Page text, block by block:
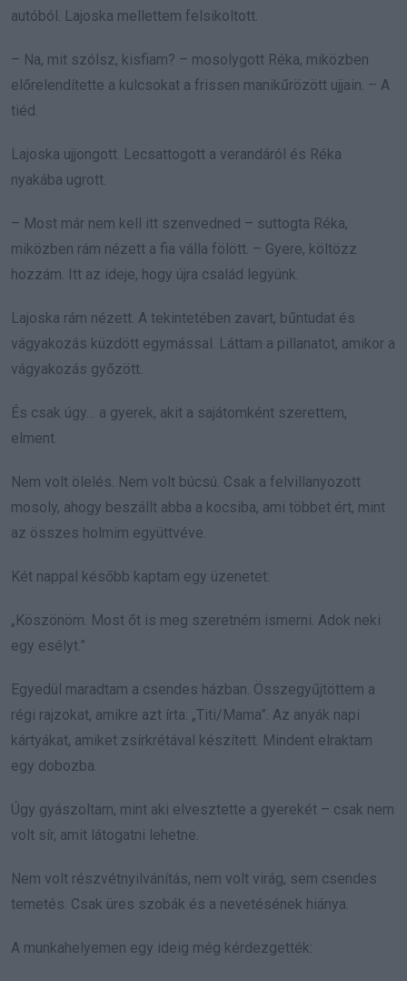
autóból. Lajoska mellettem felsikoltott.
– Na, mit szólsz, kisfiam? – mosolygott Réka, miközben
előrelendítette a kulcsokat a frissen manikűrözött ujjain. – A
tiéd.
Lajoska ujjongott. Lecsattogott a verandáról és Réka
nyakába ugrott.
– Most már nem kell itt szenvedned – suttogta Réka,
miközben rám nézett a fia válla fölött. – Gyere, költözz
hozzám. Itt az ideje, hogy újra család legyünk.
Lajoska rám nézett. A tekintetében zavart, bűntudat és
vágyakozás küzdött egymással. Láttam a pillanatot, amikor a
vágyakozás győzött.
És csak úgy… a gyerek, akit a sajátomként szerettem,
elment.
Nem volt ölelés. Nem volt búcsú. Csak a felvillanyozott
mosoly, ahogy beszállt abba a kocsiba, ami többet ért, mint
az összes holmim együttvéve.
Két nappal később kaptam egy üzenetet:
„Köszönöm. Most őt is meg szeretném ismerni. Adok neki
egy esélyt.”
Egyedül maradtam a csendes házban. Összegyűjtöttem a
régi rajzokat, amikre azt írta: „Titi/Mama”. Az anyák napi
kártyákat, amiket zsírkrétával készített. Mindent elraktam
egy dobozba.
Úgy gyászoltam, mint aki elvesztette a gyerekét – csak nem
volt sír, amit látogatni lehetne.
Nem volt részvétnyilvánítás, nem volt virág, sem csendes
temetés. Csak üres szobák és a nevetésének hiánya.
A munkahelyemen egy ideig még kérdezgették: